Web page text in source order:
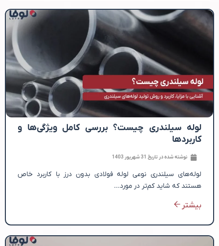
لوله سیلندری چیست؟ بررسی کامل ویژگی‌ها و
کاربردها
نوشته شده در تاریخ 31 شهریور 1403
لوله‌های سیلندری نوعی لوله فولادی بدون درز با کاربرد خاص
هستند که شاید کم‌تر در مورد...
بیشتر